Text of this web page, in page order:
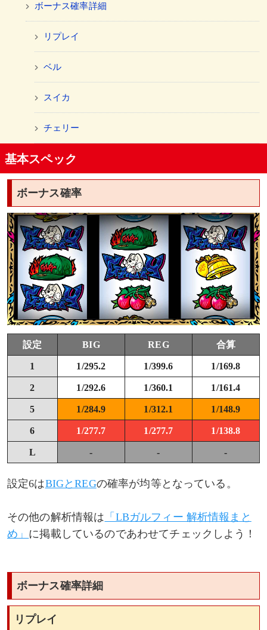
ボーナス確率詳細
リプレイ
ベル
スイカ
チェリー
GCチェリー
ホネ
リーチ目役
単独
単独・リーチ目の法則
機械割
小役確率
BT中
50枚あたりのゲーム数
あわせてチェック！おすすめの関連ページ
基本スペック
ボーナス確率
設定 BIG REG 合算
1 1/295.2 1/399.6 1/169.8
2 1/292.6 1/360.1 1/161.4
5 1/284.9 1/312.1 1/148.9
6 1/277.7 1/277.7 1/138.8
L - - -
設定6はBIGとREGの確率が均等となっている。
その他の解析情報は 「LBガルフィー 解析情報まと
め」 に掲載しているのであわせてチェックしよう！
ボーナス確率詳細
リプレイ